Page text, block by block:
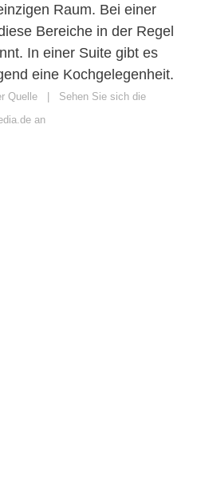
Raum. Bei einer
Bereiche in der Regel
In einer Suite gibt es
eine Kochgelegenheit.
Quelle | Sehen Sie sich die
an